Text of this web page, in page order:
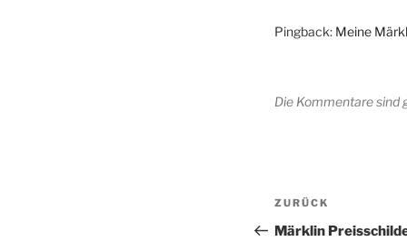
Pingback: Meine
Die Kommentare sind
Vorheriger
Beitrag
ZURÜCK
Märklin